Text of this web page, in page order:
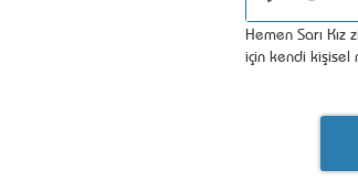
Hemen Sarı
için kendi kişisel